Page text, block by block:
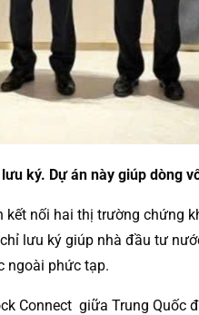
ký. Dự án này giúp dòng
kết nối hai thị trường chứng
lưu ký giúp nhà đầu tư
ngoài phức tạp.
Connect giữa Trung Quốc